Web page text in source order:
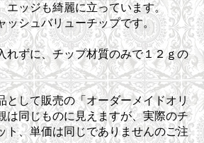
エッジも綺麗に立っています。
ッシュバリューチップです。
れずに、チップ材質のみで１２ｇの
として販売の「オーダーメイドオリ
は同じものに見えますが、実際のチ
ト、単価は同じでありませんのご注